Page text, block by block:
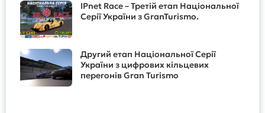
IPnet Race – Третій етап Національної
Серії України з GranTurismo.
Другий етап Національної Серії
України з цифрових кільцевих
перегонів Gran Turismo